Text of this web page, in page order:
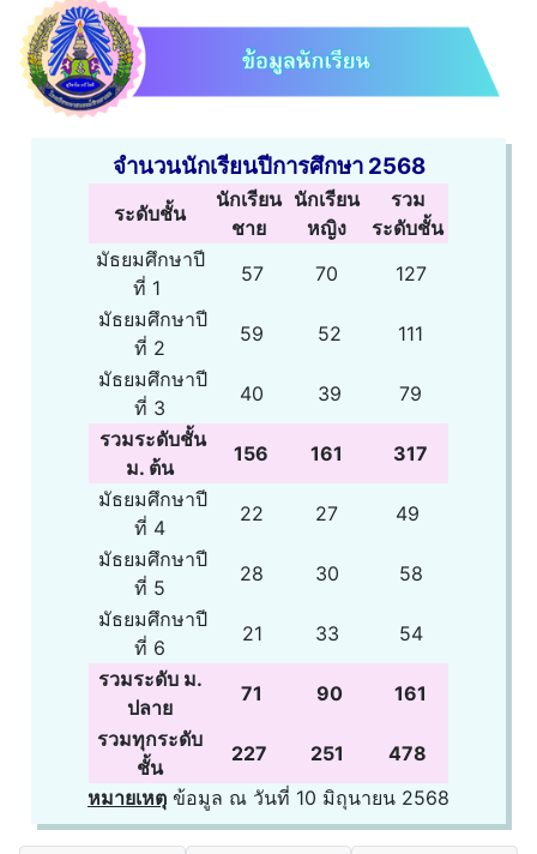
จำนวนนักเรียนปีการศึกษา 2568
ระดับชั้น
นักเรียน
ชาย
นักเรียน
หญิง
รวม
ระดับชั้น
มัธยมศึกษาปี
ที่ 1
57 70
127
มัธยมศึกษาปี
ที่ 2
59 52
111
มัธยมศึกษาปี
ที่ 3
40 39
79
รวมระดับชั้น
ม. ต้น
156 161
317
มัธยมศึกษาปี
ที่ 4
22 27
49
มัธยมศึกษาปี
ที่ 5
28 30
58
มัธยมศึกษาปี
ที่ 6
21 33
54
รวมระดับ ม.
ปลาย
71 90
161
รวมทุกระดับ
ชั้น
227 251
478
หมายเหตุ ข้อมูล ณ วันที่ 10 มิถุนายน 2568